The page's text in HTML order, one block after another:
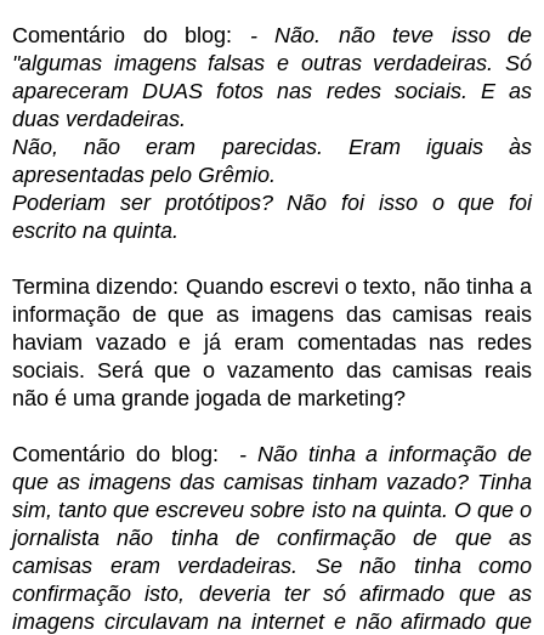
Comentário do blog: - Não. não teve isso de
"algumas imagens falsas e outras verdadeiras. Só
apareceram DUAS fotos nas redes sociais. E as
duas verdadeiras.
Não, não eram parecidas. Eram iguais às
apresentadas pelo Grêmio.
Poderiam ser protótipos? Não foi isso o que foi
escrito na quinta.
Termina dizendo: Quando escrevi o texto, não tinha a
informação de que as imagens das camisas reais
haviam vazado e já eram comentadas nas redes
sociais. Será que o vazamento das camisas reais
não é uma grande jogada de marketing?
Comentário do blog: - Não tinha a informação de
que as imagens das camisas tinham vazado? Tinha
sim, tanto que escreveu sobre isto na quinta. O que o
jornalista não tinha de confirmação de que as
camisas eram verdadeiras. Se não tinha como
confirmação isto, deveria ter só afirmado que as
imagens circulavam na internet e não afirmado que